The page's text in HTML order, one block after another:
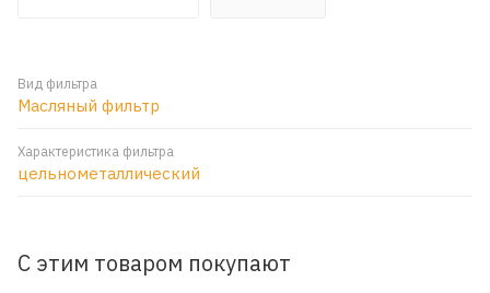
Вид фильтра
Масляный фильтр
Характеристика фильтра
цельнометаллический
С этим товаром покупают